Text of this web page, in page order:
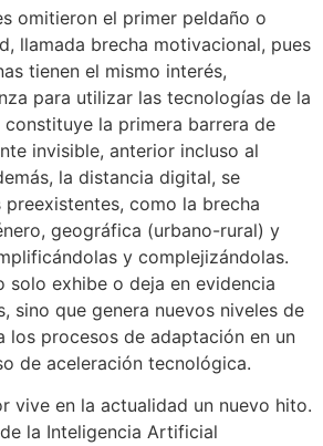
omitieron el primer peldaño o
llamada brecha motivacional, pues
tienen el mismo interés,
para utilizar las tecnologías de la
la primera barrera de
invisible, anterior incluso al
la distancia digital, se
como la brecha
geográfica (urbano-rural) y
y complejizándolas.
solo exhibe o deja en evidencia
sino que genera nuevos niveles de
los procesos de adaptación en un
de aceleración tecnológica.
vive en la actualidad un nuevo hito.
la Inteligencia Artificial